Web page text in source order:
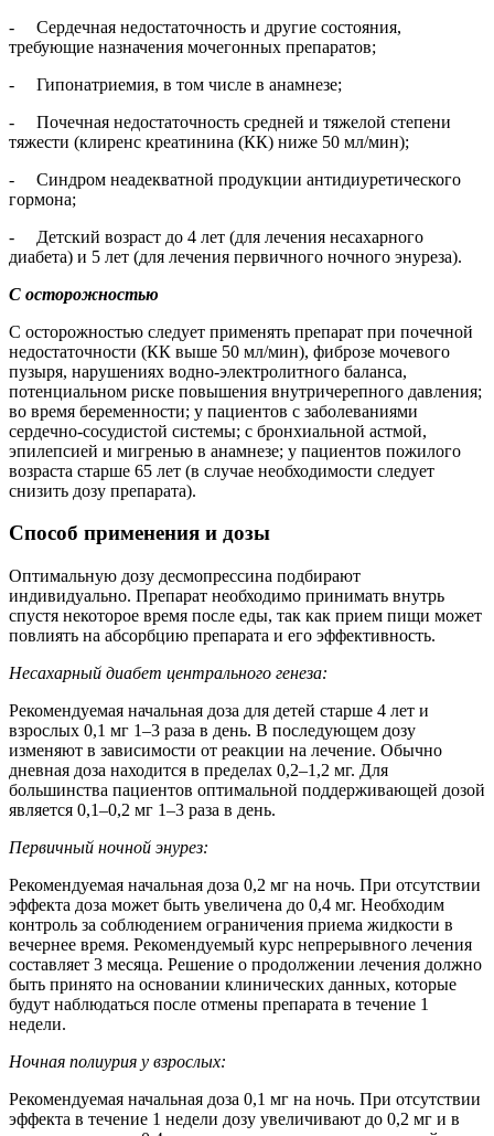
- Сердечная недостаточность и другие состояния,
требующие назначения мочегонных препаратов;
- Гипонатриемия, в том числе в анамнезе;
- Почечная недостаточность средней и тяжелой степени
тяжести (клиренс креатинина (КК) ниже 50 мл/мин);
- Синдром неадекватной продукции антидиуретического
гормона;
- Детский возраст до 4 лет (для лечения несахарного
диабета) и 5 лет (для лечения первичного ночного энуреза).
С осторожностью
С осторожностью следует применять препарат при почечной
недостаточности (КК выше 50 мл/мин), фиброзе мочевого
пузыря, нарушениях водно-электролитного баланса,
потенциальном риске повышения внутричерепного давления;
во время беременности; у пациентов с заболеваниями
сердечно-сосудистой системы; с бронхиальной астмой,
эпилепсией и мигренью в анамнезе; у пациентов пожилого
возраста старше 65 лет (в случае необходимости следует
снизить дозу препарата).
Способ применения и дозы
Оптимальную дозу десмопрессина подбирают
индивидуально. Препарат необходимо принимать внутрь
спустя некоторое время после еды, так как прием пищи может
повлиять на абсорбцию препарата и его эффективность.
Несахарный диабет центрального генеза:
Рекомендуемая начальная доза для детей старше 4 лет и
взрослых 0,1 мг 1–3 раза в день. В последующем дозу
изменяют в зависимости от реакции на лечение. Обычно
дневная доза находится в пределах 0,2–1,2 мг. Для
большинства пациентов оптимальной поддерживающей дозой
является 0,1–0,2 мг 1–3 раза в день.
Первичный ночной энурез:
Рекомендуемая начальная доза 0,2 мг на ночь. При отсутствии
эффекта доза может быть увеличена до 0,4 мг. Необходим
контроль за соблюдением ограничения приема жидкости в
вечернее время. Рекомендуемый курс непрерывного лечения
составляет 3 месяца. Решение о продолжении лечения должно
быть принято на основании клинических данных, которые
будут наблюдаться после отмены препарата в течение 1
недели.
Ночная полиурия у взрослых:
Рекомендуемая начальная доза 0,1 мг на ночь. При отсутствии
эффекта в течение 1 недели дозу увеличивают до 0,2 мг и в